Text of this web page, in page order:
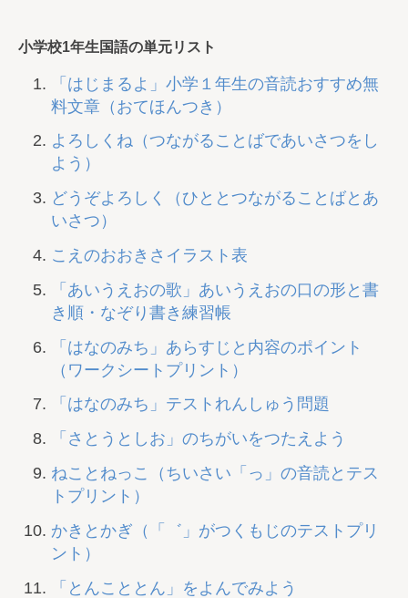
小学校1年生国語の単元リスト
「はじまるよ」小学１年生の音読おすすめ無
料文章（おてほんつき）
よろしくね（つながることばであいさつをし
よう）
どうぞよろしく（ひととつながることばとあ
いさつ）
こえのおおきさイラスト表
「あいうえおの歌」あいうえおの口の形と書
き順・なぞり書き練習帳
「はなのみち」あらすじと内容のポイント
（ワークシートプリント）
「はなのみち」テストれんしゅう問題
「さとうとしお」のちがいをつたえよう
ねことねっこ（ちいさい「っ」の音読とテス
トプリント）
かきとかぎ（「゛」がつくもじのテストプリ
ント）
「とんこととん」をよんでみよう